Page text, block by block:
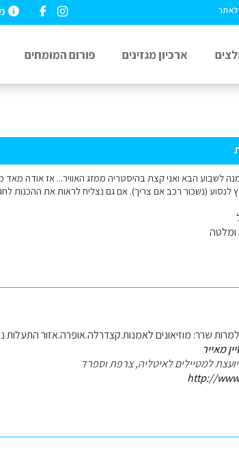
ארכיון מגזינים פורום המומחים
לשבוע הבא ואני קצת בהיסטריה ממזג האוויר... אז אודה
לנסוע (נשכור רכב אם צריך). אם גם נצליח לראות את ההכנות
ומלטה
שרר: מוזיאונים לאמנות.קצדרלה.אופרה.אזור התעלות
מאייר
למטיילים לאיטליה, צרפת וספרד
http://